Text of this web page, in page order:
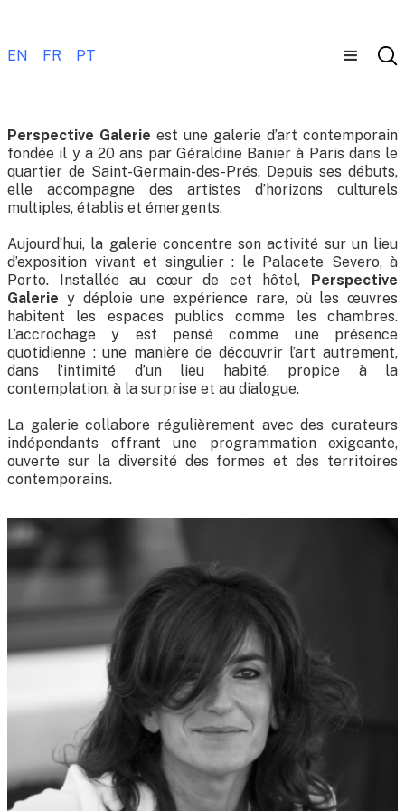
EN FR PT
Perspective Galerie est une galerie d’art contemporain
fondée il y a 20 ans par Géraldine Banier à Paris dans le
quartier de Saint-Germain-des-Prés. Depuis ses débuts,
elle accompagne des artistes d’horizons culturels
multiples, établis et émergents.
Aujourd’hui, la galerie concentre son activité sur un lieu
d’exposition vivant et singulier : le Palacete Severo, à
Porto. Installée au cœur de cet hôtel, Perspective
Galerie y déploie une expérience rare, où les œuvres
habitent les espaces publics comme les chambres.
L’accrochage y est pensé comme une présence
quotidienne : une manière de découvrir l’art autrement,
dans l’intimité d’un lieu habité, propice à la
contemplation, à la surprise et au dialogue.
La galerie collabore régulièrement avec des curateurs
indépendants offrant une programmation exigeante,
ouverte sur la diversité des formes et des territoires
contemporains.